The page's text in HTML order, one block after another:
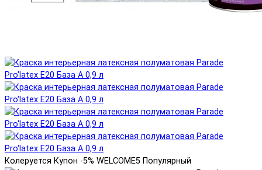
Колеруется Купон -5% WELCOME5 Популярный